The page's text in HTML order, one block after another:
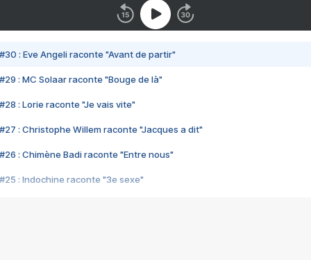
#30 : Eve Angeli raconte "Avant de partir"
#29 : MC Solaar raconte "Bouge de là"
#28 : Lorie raconte "Je vais vite"
#27 : Christophe Willem raconte "Jacques a dit"
#26 : Chimène Badi raconte "Entre nous"
#25 : Indochine raconte "3e sexe"